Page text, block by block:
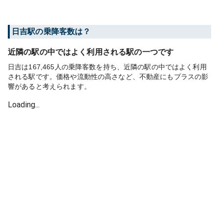
日吉駅の乗降客数は？
近隣の駅の中ではよく利用される駅の一つです
日吉は167,465人の乗降客数を持ち、近隣の駅の中ではよく利用
される駅です。価格や流動性の高さなど、不動産にもプラスの影
響があると考えられます。
Loading...